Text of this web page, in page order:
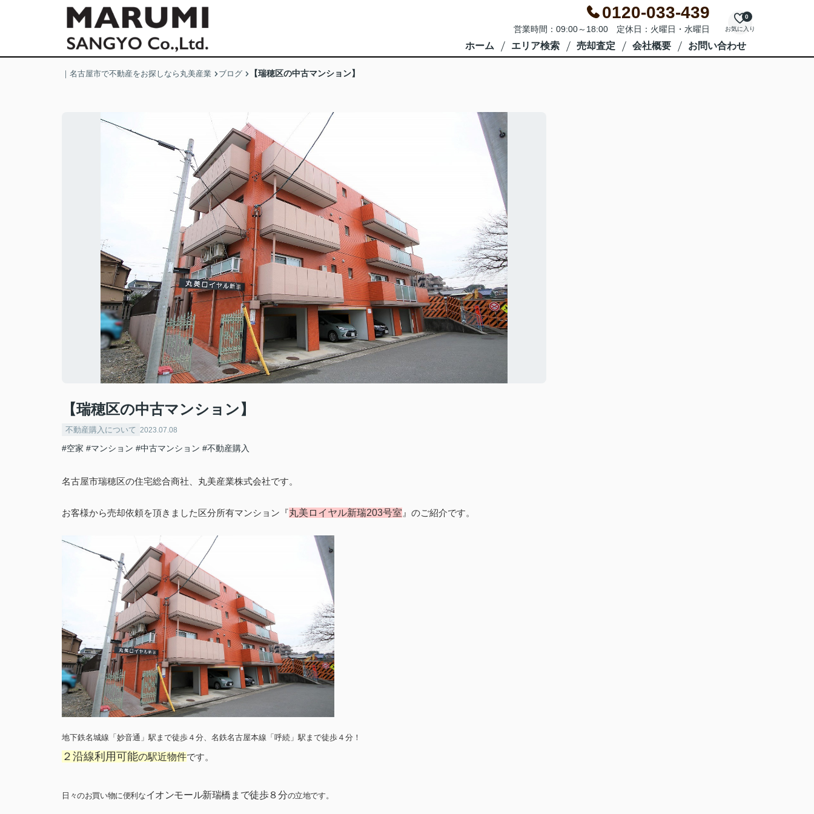
0120-033-439
営業時間：09:00～18:00 定休日：火曜日・水曜日 お気に入り
0
ホーム エリア検索 売却査定 会社概要 お問い合わせ
｜名古屋市で不動産をお探しなら丸美産業 ブログ 【瑞穂区の中古マンション】
【瑞穂区の中古マンション】
不動産購入について 2023.07.08
#空家 #マンション #中古マンション #不動産購入
名古屋市瑞穂区の住宅総合商社、丸美産業株式会社です。
お客様から売却依頼を頂きました区分所有マンション『丸美ロイヤル新瑞203号室 』のご紹介です。
地下鉄名城線「妙音通」駅まで徒歩４分、名鉄名古屋本線「呼続」駅まで徒歩４分！
２沿線利用可能の駅近物件です。
日々のお買い物に便利なイオンモール新瑞橋 まで徒歩８分の立地です。